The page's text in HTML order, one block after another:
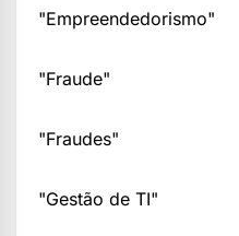
"Empreendedorismo"
"Fraude"
"Fraudes"
"Gestão de TI"